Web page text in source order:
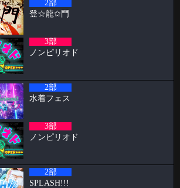
雨の日の公園
ッフをやらせてもらってます！！ ケイタです🦋
」
ッフのパンです！ やっと台風「チャンミー」が
🤩5月の抽選結果🤩 1等 4460 2等 11626 3等
ヨン週末イベント
2部
登‪☆龍✩門
3部
ノンピリオド
2部
水着フェス
3部
ノンピリオド
2部
SPLASH!!!